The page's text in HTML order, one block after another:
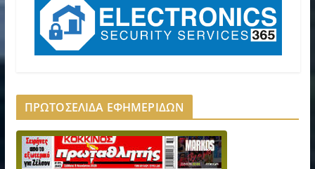
ΠΡΩΤΟΣΕΛΙΔΑ ΕΦΗΜΕΡΙΔΩΝ